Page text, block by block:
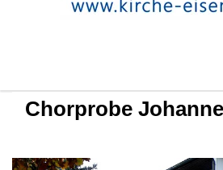
Chorprobe